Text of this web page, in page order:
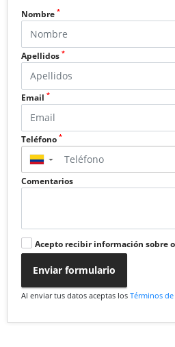
Nombre *
Apellidos *
Email *
Teléfono *
▼
Comentarios
Acepto recibir información sobre
Enviar formulario
Al enviar tus datos aceptas los Términos